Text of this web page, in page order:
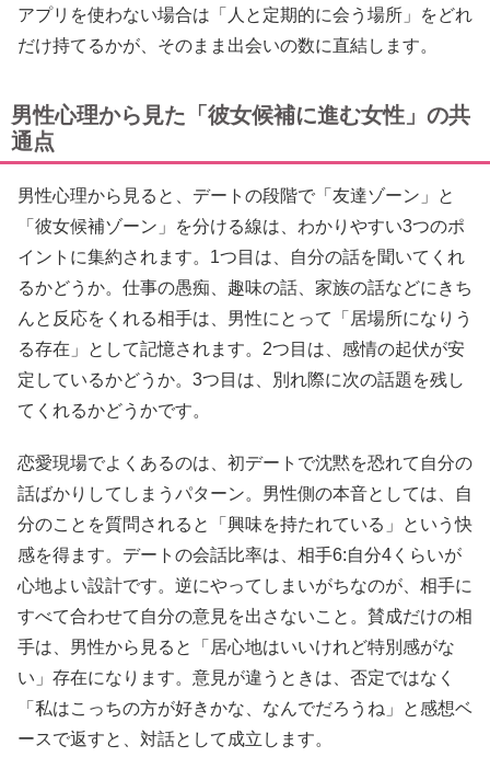
アプリを使わない場合は「人と定期的に会う場所」をどれ
だけ持てるかが、そのまま出会いの数に直結します。
男性心理から見た「彼女候補に進む女性」の共
通点
男性心理から見ると、デートの段階で「友達ゾーン」と
「彼女候補ゾーン」を分ける線は、わかりやすい3つのポ
イントに集約されます。1つ目は、自分の話を聞いてくれ
るかどうか。仕事の愚痴、趣味の話、家族の話などにきち
んと反応をくれる相手は、男性にとって「居場所になりう
る存在」として記憶されます。2つ目は、感情の起伏が安
定しているかどうか。3つ目は、別れ際に次の話題を残し
てくれるかどうかです。
恋愛現場でよくあるのは、初デートで沈黙を恐れて自分の
話ばかりしてしまうパターン。男性側の本音としては、自
分のことを質問されると「興味を持たれている」という快
感を得ます。デートの会話比率は、相手6:自分4くらいが
心地よい設計です。逆にやってしまいがちなのが、相手に
すべて合わせて自分の意見を出さないこと。賛成だけの相
手は、男性から見ると「居心地はいいけれど特別感がな
い」存在になります。意見が違うときは、否定ではなく
「私はこっちの方が好きかな、なんでだろうね」と感想ベ
ースで返すと、対話として成立します。